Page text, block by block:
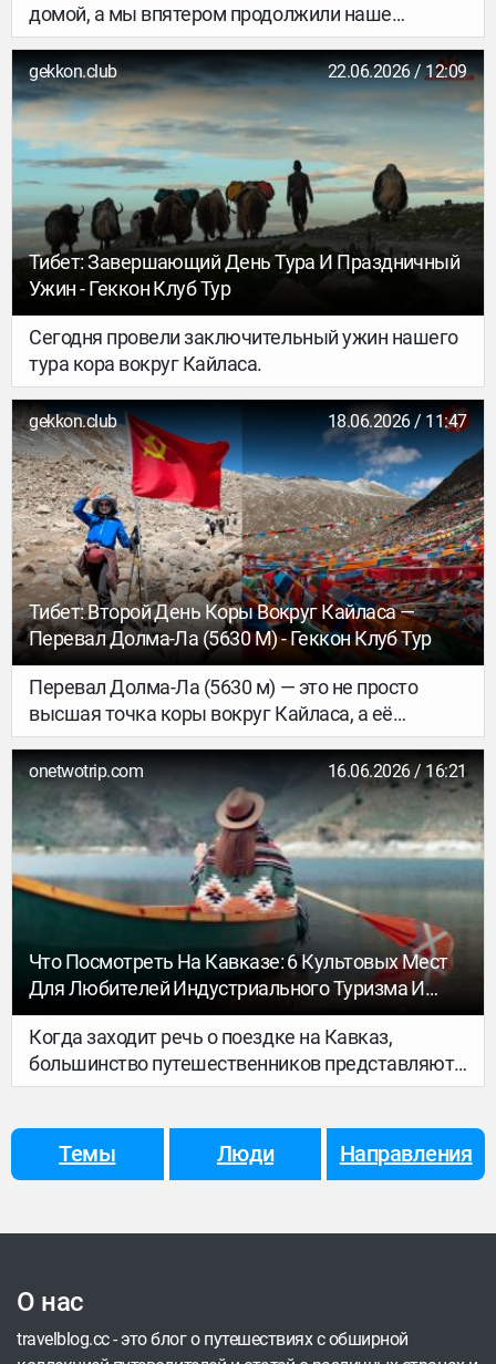
домой, а мы впятером продолжили наше
путешествие по Папуа. Впереди — маршрут к
самой высокой горе Папуа — Новой Гвинеи,
вершине Вильгельма.
gekkon.club 22.06.2026 / 12:09
Тибет: Завершающий День Тура И Праздничный
Ужин - Геккон Клуб Тур
Сегодня провели заключительный ужин нашего
тура кора вокруг Кайласа.
gekkon.club 18.06.2026 / 11:47
Тибет: Второй День Коры Вокруг Кайласа —
Перевал Долма-Ла (5630 М) - Геккон Клуб Тур
Перевал Долма-Ла (5630 м) — это не просто
высшая точка коры вокруг Кайласа, а её
главный духовный кульминационный момент. И
с ним связана удивительная легенда.
onetwotrip.com 16.06.2026 / 16:21
Что Посмотреть На Кавказе: 6 Культовых Мест
Для Любителей Индустриального Туризма И
Эстетики Упадка
Когда заходит речь о поездке на Кавказ,
большинство путешественников представляют
себе величественные заснеженные вершины,
гостеприимные застолья. Однако в 2026 году
среди туристов стремительно набирает
высокогорье советские заводы, опустевшие
рабочие посёлки и масштабные архитектурные
объекты, которые постепенно поглощает дикая
Темы Люди Направления
О нас
travelblog.cc - это блог о путешествиях с обширной